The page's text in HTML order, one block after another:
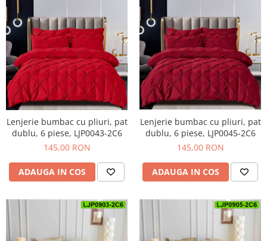
Lenjerie bumbac cu pliuri, pat
dublu, 6 piese, LJP0043-2C6
145,00 RON
ADAUGA IN COS
Lenjerie bumbac cu pliuri, pat
dublu, 6 piese, LJP0045-2C6
145,00 RON
ADAUGA IN COS